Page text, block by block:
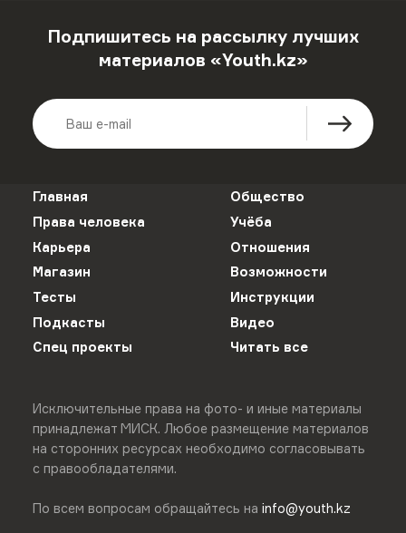
Подпишитесь на рассылку лучших
материалов «Youth.kz»
Главная
Общество
Права человека
Учёба
Карьера
Отношения
Магазин
Возможности
Тесты
Инструкции
Подкасты
Видео
Спец проекты
Читать все
Исключительные права на фото- и иные материалы
принадлежат МИСК. Любое размещение материалов
на сторонних ресурсах необходимо согласовывать
с правообладателями.
По всем вопросам обращайтесь на info@youth.kz